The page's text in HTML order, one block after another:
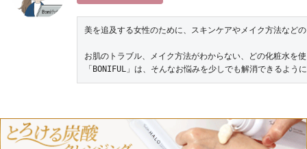
美を追及する女性のために、スキンケアやメイク方法など
お肌のトラブル、メイク方法がわからない、どの化粧水を
「BONIFUL」は、そんなお悩みを少しでも解消できるよ